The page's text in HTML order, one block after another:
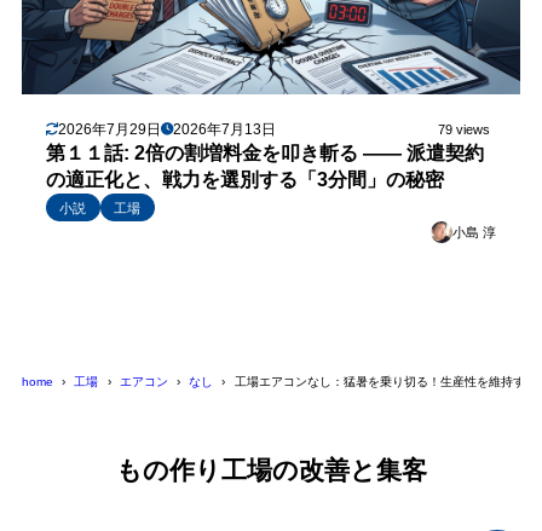
2026年7月29日 2026年7月13日 79 views
第１１話: 2倍の割増料金を叩き斬る —— 派遣契約
の適正化と、戦力を選別する「3分間」の秘密
小説
工場
小島 淳
home 工場 エアコン なし 工場エアコンなし：猛暑を乗り切る！生産性を維持す
もの作り工場の改善と集客